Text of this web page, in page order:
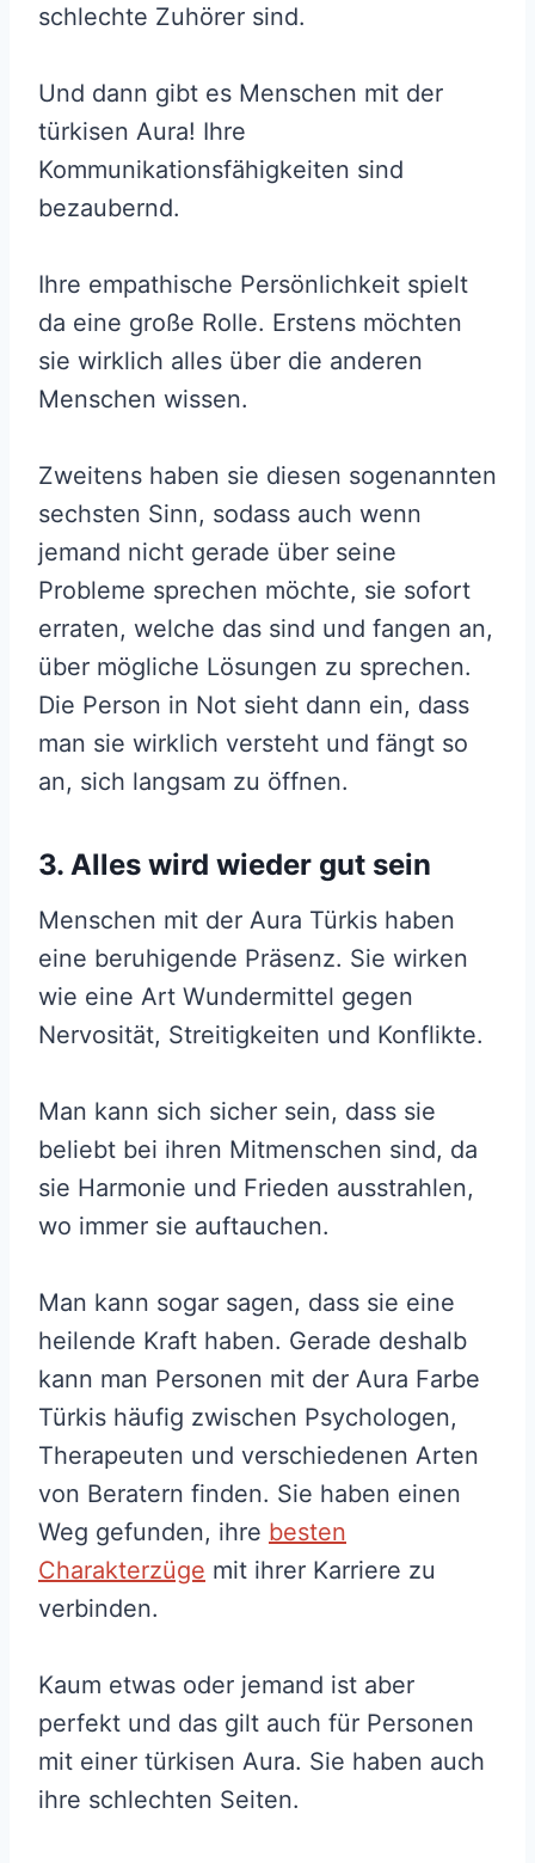
schlechte Zuhörer sind.
Und dann gibt es Menschen mit der
türkisen Aura! Ihre
Kommunikationsfähigkeiten sind
bezaubernd.
Ihre empathische Persönlichkeit spielt
da eine große Rolle. Erstens möchten
sie wirklich alles über die anderen
Menschen wissen.
Zweitens haben sie diesen sogenannten
sechsten Sinn, sodass auch wenn
jemand nicht gerade über seine
Probleme sprechen möchte, sie sofort
erraten, welche das sind und fangen an,
über mögliche Lösungen zu sprechen.
Die Person in Not sieht dann ein, dass
man sie wirklich versteht und fängt so
an, sich langsam zu öffnen.
3. Alles wird wieder gut sein
Menschen mit der Aura Türkis haben
eine beruhigende Präsenz. Sie wirken
wie eine Art Wundermittel gegen
Nervosität, Streitigkeiten und Konflikte.
Man kann sich sicher sein, dass sie
beliebt bei ihren Mitmenschen sind, da
sie Harmonie und Frieden ausstrahlen,
wo immer sie auftauchen.
Man kann sogar sagen, dass sie eine
heilende Kraft haben. Gerade deshalb
kann man Personen mit der Aura Farbe
Türkis häufig zwischen Psychologen,
Therapeuten und verschiedenen Arten
von Beratern finden. Sie haben einen
Weg gefunden, ihre besten
Charakterzüge mit ihrer Karriere zu
verbinden.
Kaum etwas oder jemand ist aber
perfekt und das gilt auch für Personen
mit einer türkisen Aura. Sie haben auch
ihre schlechten Seiten.